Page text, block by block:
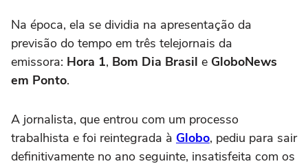
Na época, ela se dividia na apresentação da
previsão do tempo em três telejornais da
emissora: Hora 1, Bom Dia Brasil e GloboNews
em Ponto.
A jornalista, que entrou com um processo
trabalhista e foi reintegrada à Globo, pediu para sair
definitivamente no ano seguinte, insatisfeita com os